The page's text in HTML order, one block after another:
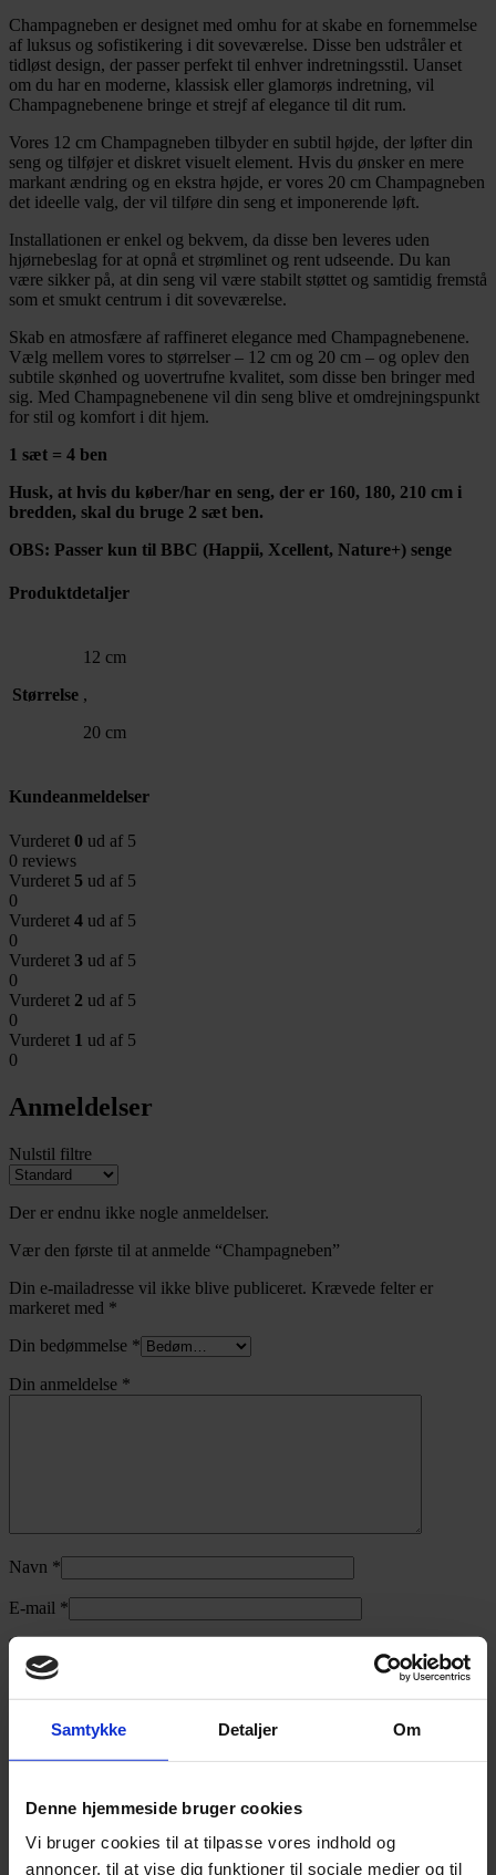
Samtykke Detaljer Om
Denne hjemmeside bruger cookies
Vi bruger cookies til at tilpasse vores indhold og
annoncer, til at vise dig funktioner til sociale medier og til
Champagneben er designet med omhu for at skabe en fornemmelse
af luksus og sofistikering i dit soveværelse. Disse ben udstråler et
tidløst design, der passer perfekt til enhver indretningsstil. Uanset
om du har en moderne, klassisk eller glamorøs indretning, vil
Champagnebenene bringe et strejf af elegance til dit rum.
Vores 12 cm Champagneben tilbyder en subtil højde, der løfter din
seng og tilføjer et diskret visuelt element. Hvis du ønsker en mere
markant ændring og en ekstra højde, er vores 20 cm Champagneben
det ideelle valg, der vil tilføre din seng et imponerende løft.
Installationen er enkel og bekvem, da disse ben leveres uden
hjørnebeslag for at opnå et strømlinet og rent udseende. Du kan
være sikker på, at din seng vil være stabilt støttet og samtidig fremstå
som et smukt centrum i dit soveværelse.
Skab en atmosfære af raffineret elegance med Champagnebenene.
Vælg mellem vores to størrelser – 12 cm og 20 cm – og oplev den
subtile skønhed og uovertrufne kvalitet, som disse ben bringer med
sig. Med Champagnebenene vil din seng blive et omdrejningspunkt
for stil og komfort i dit hjem.
1 sæt = 4 ben
Husk, at hvis du køber/har en seng, der er 160, 180, 210 cm i
bredden, skal du bruge 2 sæt ben.
OBS: Passer kun til BBC (Happii, Xcellent, Nature+) senge
Produktdetaljer
Størrelse
12 cm
,
20 cm
Kundeanmeldelser
Vurderet 0 ud af 5
0 reviews
Vurderet 5 ud af 5
0
Vurderet 4 ud af 5
0
Vurderet 3 ud af 5
0
Vurderet 2 ud af 5
0
Vurderet 1 ud af 5
0
Anmeldelser
Nulstil filtre
Der er endnu ikke nogle anmeldelser.
Vær den første til at anmelde “Champagneben”
Din e-mailadresse vil ikke blive publiceret. Krævede felter er
markeret med *
Din bedømmelse *
Din anmeldelse *
Navn *
E-mail *
Hjørne monteringsplade til ben
1.100,00kr. Den
549,00kr.Den